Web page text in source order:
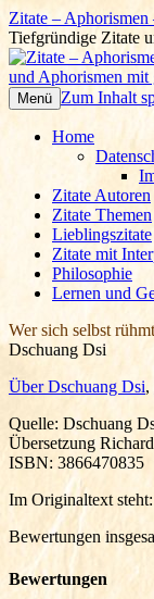
Zitate – Aphorismen
Tiefgründige Zitate
Menü Zum Inhalt
Home
Zitate Autoren
Zitate Themen
Lieblingszitate
Zitate mit
Philosophie
Lernen und
Wer sich selbst
Dschuang Dsi
Über Dschuang Dsi,
Quelle: Dschuang
Übersetzung
ISBN: 3866470835
Im Originaltext
Bewertungen
Bewertungen